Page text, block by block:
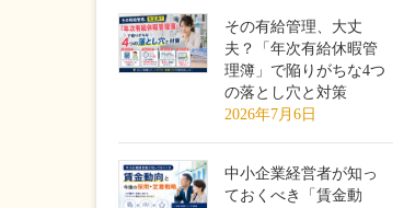
その有給管理、大丈
夫？「年次有給休暇管
理簿」で陥りがちな4つ
の落とし穴と対策
2026年7月6日
中小企業経営者が知っ
ておくべき「賃金動